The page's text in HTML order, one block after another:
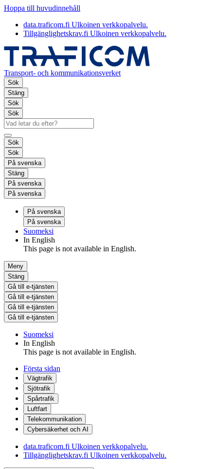
Hoppa till huvudinnehåll
data.traficom.fi Ulkoinen verkkopalvelu.
Tillgänglighetskrav.fi Ulkoinen verkkopalvelu.
Transport- och kommunikationsverket
Sök
Stäng
Sök
Sök
Sök
Sök
På svenska
Stäng
På svenska
På svenska
På svenska
På svenska
Suomeksi
In English
This page is not available in English.
Meny
Stäng
Gå till e-tjänsten
Gå till e-tjänsten
Gå till e-tjänsten
Gå till e-tjänsten
Suomeksi
In English
This page is not available in English.
Första sidan
Vägtrafik
Sjötrafik
Spårtrafik
Luftfart
Telekommunikation
Cybersäkerhet och AI
data.traficom.fi Ulkoinen verkkopalvelu.
Tillgänglighetskrav.fi Ulkoinen verkkopalvelu.